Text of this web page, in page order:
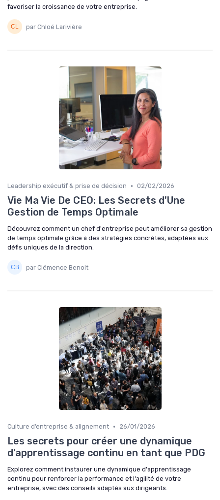
favoriser la croissance de votre entreprise.
par Chloé Larivière
Leadership exécutif & prise de décision • 02/02/2026
Vie Ma Vie De CEO: Les Secrets d'Une
Gestion de Temps Optimale
Découvrez comment un chef d'entreprise peut améliorer sa gestion
de temps optimale grâce à des stratégies concrètes, adaptées aux
défis uniques de la direction.
par Clémence Benoit
Culture d’entreprise & alignement • 26/01/2026
Les secrets pour créer une dynamique
d'apprentissage continu en tant que PDG
Explorez comment instaurer une dynamique d'apprentissage
continu pour renforcer la performance et l'agilité de votre
entreprise, avec des conseils adaptés aux dirigeants.